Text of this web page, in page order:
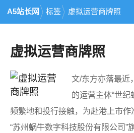
A5站长网 标签 虚拟运营商牌照
虚拟运营商牌照
文/东方亦落最近
的运营主体“世纪
频繁地和投行接触，为赴港上市
“苏州蜗牛数字科技股份有限公司”